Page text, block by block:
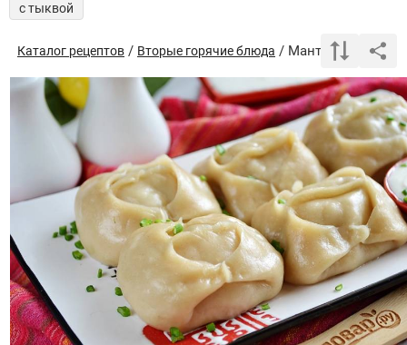
с тыквой
Каталог рецептов / Вторые горячие блюда / Манты